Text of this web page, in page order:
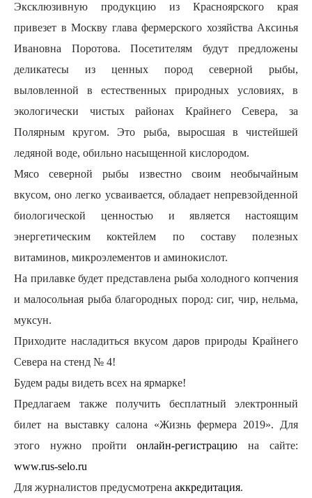
Эксклюзивную продукцию из Красноярского края
привезет в Москву глава фермерского хозяйства Аксинья
Ивановна Поротова. Посетителям будут предложены
деликатесы из ценных пород северной рыбы,
выловленной в естественных природных условиях, в
экологически чистых районах Крайнего Севера, за
Полярным кругом. Это рыба, выросшая в чистейшей
ледяной воде, обильно насыщенной кислородом.
Мясо северной рыбы известно своим необычайным
вкусом, оно легко усваивается, обладает непревзойденной
биологической ценностью и является настоящим
энергетическим коктейлем по составу полезных
витаминов, микроэлементов и аминокислот.
На прилавке будет представлена рыба холодного копчения
и малосольная рыба благородных пород: сиг, чир, нельма,
муксун.
Приходите насладиться вкусом даров природы Крайнего
Севера на стенд № 4!
Будем рады видеть всех на ярмарке!
Предлагаем также получить бесплатный электронный
билет на выставку салона «Жизнь фермера 2019». Для
этого нужно пройтионлайн-регистрацию на сайте:
www.rus-selo.ru
Для журналистов предусмотрена аккредитация.